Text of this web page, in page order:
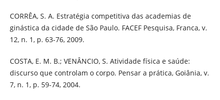
CORRÊA, S. A. Estratégia competitiva das academias de
ginástica da cidade de São Paulo. FACEF Pesquisa, Franca, v.
12, n. 1, p. 63-76, 2009.
COSTA, E. M. B.; VENÂNCIO, S. Atividade física e saúde:
discurso que controlam o corpo. Pensar a prática, Goiânia, v.
7, n. 1, p. 59-74, 2004.